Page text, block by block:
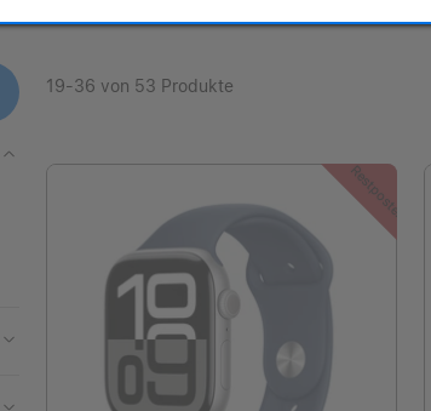
19-36 von 53 Produkte
Restposten